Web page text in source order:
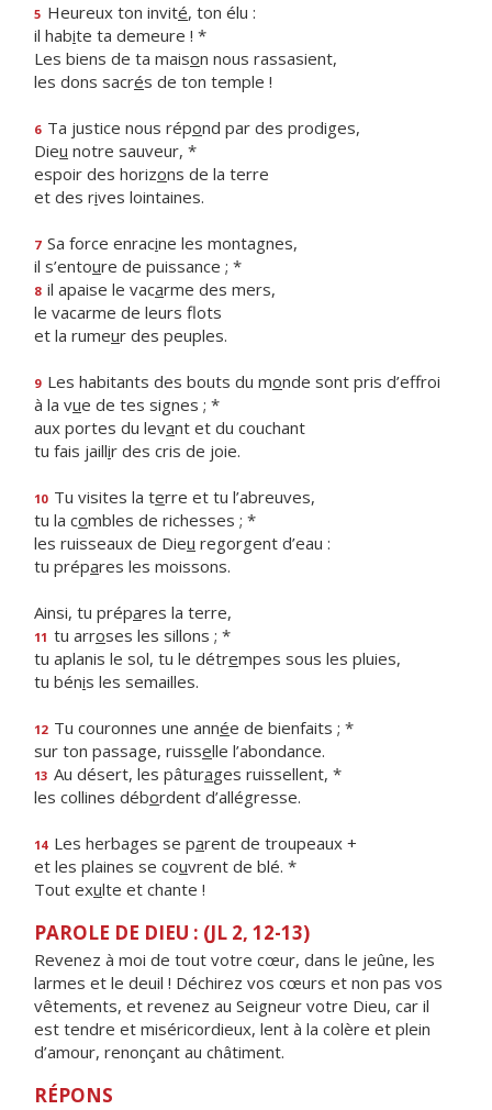
5 Heureux ton invité, ton élu :
il habite ta demeure ! *
Les biens de ta maison nous rassasient,
les dons sacrés de ton temple !
6 Ta justice nous répond par des prodiges,
Dieu notre sauveur, *
espoir des horizons de la terre
et des rives lointaines.
7 Sa force enracine les montagnes,
il s’entoure de puissance ; *
8 il apaise le vacarme des mers,
le vacarme de leurs flots
et la rumeur des peuples.
9 Les habitants des bouts du monde sont pris d’effroi
à la vue de tes signes ; *
aux portes du levant et du couchant
tu fais jaillir des cris de joie.
10 Tu visites la terre et tu l’abreuves,
tu la combles de richesses ; *
les ruisseaux de Dieu regorgent d’eau :
tu prépares les moissons.
Ainsi, tu prépares la terre,
11 tu arroses les sillons ; *
tu aplanis le sol, tu le détrempes sous les pluies,
tu bénis les semailles.
12 Tu couronnes une année de bienfaits ; *
sur ton passage, ruisselle l’abondance.
13 Au désert, les pâturages ruissellent, *
les collines débordent d’allégresse.
14 Les herbages se parent de troupeaux +
et les plaines se couvrent de blé. *
Tout exulte et chante !
PAROLE DE DIEU : (JL 2, 12-13)
Revenez à moi de tout votre cœur, dans le jeûne, les
larmes et le deuil ! Déchirez vos cœurs et non pas vos
vêtements, et revenez au Seigneur votre Dieu, car il
est tendre et miséricordieux, lent à la colère et plein
d’amour, renonçant au châtiment.
RÉPONS